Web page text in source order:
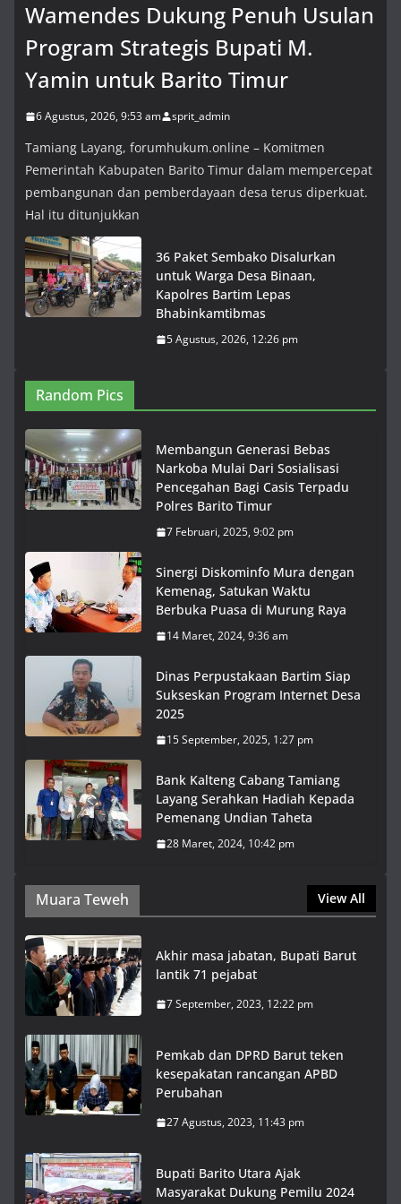
Wamendes Dukung Penuh Usulan
Program Strategis Bupati M.
Yamin untuk Barito Timur
6 Agustus, 2026, 9:53 am sprit_admin
Tamiang Layang, forumhukum.online – Komitmen
Pemerintah Kabupaten Barito Timur dalam mempercepat
pembangunan dan pemberdayaan desa terus diperkuat.
Hal itu ditunjukkan
36 Paket Sembako Disalurkan
untuk Warga Desa Binaan,
Kapolres Bartim Lepas
Bhabinkamtibmas
5 Agustus, 2026, 12:26 pm
Random Pics
Membangun Generasi Bebas
Narkoba Mulai Dari Sosialisasi
Pencegahan Bagi Casis Terpadu
Polres Barito Timur
7 Februari, 2025, 9:02 pm
Sinergi Diskominfo Mura dengan
Kemenag, Satukan Waktu
Berbuka Puasa di Murung Raya
14 Maret, 2024, 9:36 am
Dinas Perpustakaan Bartim Siap
Sukseskan Program Internet Desa
2025
15 September, 2025, 1:27 pm
Bank Kalteng Cabang Tamiang
Layang Serahkan Hadiah Kepada
Pemenang Undian Taheta
28 Maret, 2024, 10:42 pm
Muara Teweh View All
Akhir masa jabatan, Bupati Barut
lantik 71 pejabat
7 September, 2023, 12:22 pm
Pemkab dan DPRD Barut teken
kesepakatan rancangan APBD
Perubahan
27 Agustus, 2023, 11:43 pm
Bupati Barito Utara Ajak
Masyarakat Dukung Pemilu 2024